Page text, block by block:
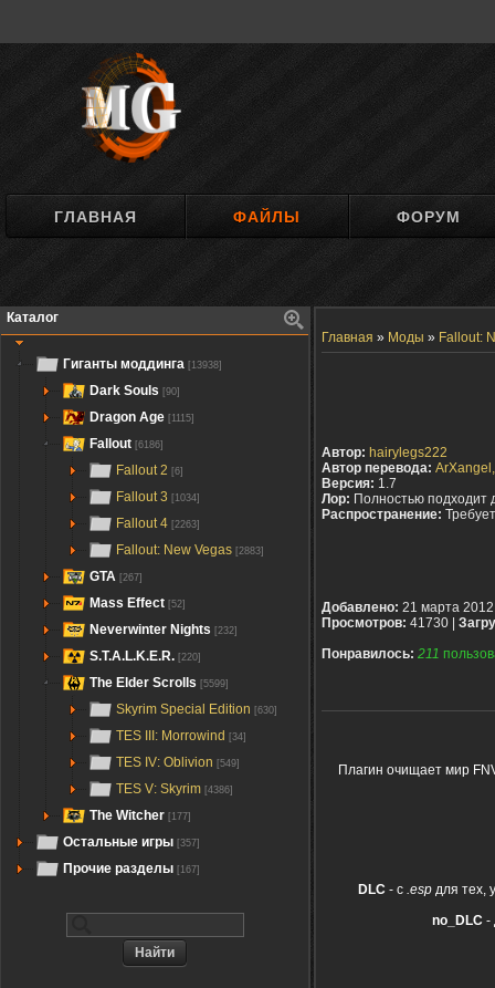
ГЛАВНАЯ ФАЙЛЫ ФОРУМ
Каталог
Гиганты моддинга [13938]
Dark Souls [90]
Dragon Age [1115]
Fallout [6186]
Fallout 2 [6]
Fallout 3 [1034]
Fallout 4 [2263]
Fallout: New Vegas [2883]
GTA [267]
Mass Effect [52]
Neverwinter Nights [232]
S.T.A.L.K.E.R. [220]
The Elder Scrolls [5599]
Skyrim Special Edition [630]
TES III: Morrowind [34]
TES IV: Oblivion [549]
TES V: Skyrim [4386]
The Witcher [177]
Остальные игры [357]
Прочие разделы [167]
Главная » Моды » Fallout:
Автор: hairylegs222
Автор перевода:
Версия: 1.7
Лор: Полностью подходит
Распространение:
Добавлено: 21 марта 2012
Просмотров: 41730 |
Понравилось: 211
Плагин очищает мир
DLC - c .esp для тех,
no_DLC -